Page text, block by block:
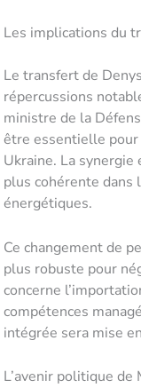
Les implications du
Le transfert de
répercussions
ministre de la
être essentielle pour
Ukraine. La synergie
plus cohérente dans
énergétiques.
Ce changement de
plus robuste pour
concerne
compétences
intégrée sera mise
L’avenir politique de